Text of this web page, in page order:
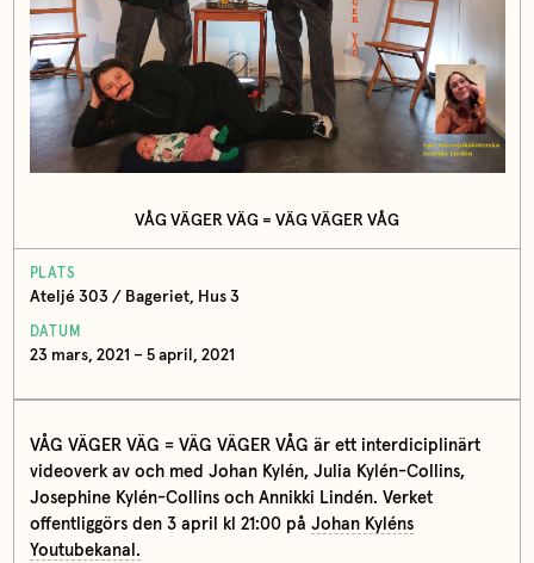
VÅG VÄGER VÄG = VÄG VÄGER VÅG
PLATS
Ateljé 303 / Bageriet, Hus 3
DATUM
23 mars, 2021 – 5 april, 2021
VÅG VÄGER VÄG = VÄG VÄGER VÅG är ett interdiciplinärt
videoverk av och med Johan Kylén, Julia Kylén-Collins,
Josephine Kylén-Collins och Annikki Lindén. Verket
offentliggörs den 3 april kl 21:00 på Johan Kyléns
Youtubekanal.